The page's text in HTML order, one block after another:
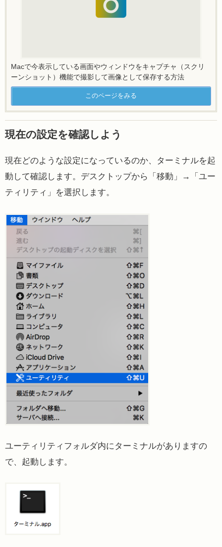
Macで今表示している画面やウィンドウをキャプチャ（スクリ
ーンショット）機能で撮影して画像として保存する方法
このページをみる
現在の設定を確認しよう
現在どのような設定になっているのか、ターミナルを起
動して確認します。デスクトップから「移動」→「ユー
ティリティ」を選択します。
ユーティリティフォルダ内にターミナルがありますの
で、起動します。